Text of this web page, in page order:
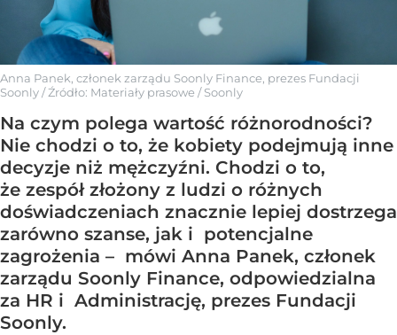
Anna Panek, członek zarządu Soonly Finance, prezes Fundacji
Soonly/ Źródło: Materiały prasowe /Soonly
Na czym polega wartość różnorodności?
Nie chodzi o to, że kobiety podejmują inne
decyzje niż mężczyźni. Chodzi o to,
że zespół złożony z ludzi o różnych
doświadczeniach znacznie lepiej dostrzega
zarówno szanse, jak i potencjalne
zagrożenia – mówi Anna Panek, członek
zarządu Soonly Finance, odpowiedzialna
za HR i Administrację, prezes Fundacji
Soonly.